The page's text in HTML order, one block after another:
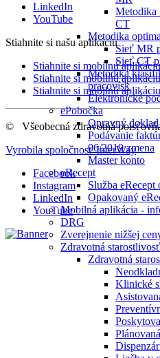
Metodika
CT
Metodika
Sieť MR
Sieť CT
Metodika
pracovísk
Elektronické
ePobočka
Opravný
Podávanie
06/2019 zmena
Master konto
eRecept
Služba eRecept
Opakovaný
Mobilná aplikácia -
DRG
Zverejnenie nižšej
Zdravotná starostlivosť
Zdravotná
Klinické
LinkedIn
YouTube
Stiahnite si našu aplikáciu
Stiahnite si mobilnú
Stiahnite si mobilnú
Stiahnite si mobilnú
© Všeobecná zdravotná
Vyrobila spoločnosťInterWay
Facebook
Instagram
LinkedIn
YouTube